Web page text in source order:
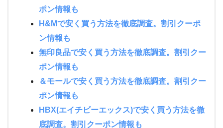
ポン情報も
H&Mで安く買う方法を徹底調査。割引クーポ
ン情報も
無印良品で安く買う方法を徹底調査。割引クー
ポン情報も
＆モールで安く買う方法を徹底調査。割引クー
ポン情報も
HBX(エイチビーエックス)で安く買う方法を徹
底調査。割引クーポン情報も